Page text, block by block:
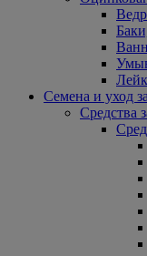
Семена и уход
Средства